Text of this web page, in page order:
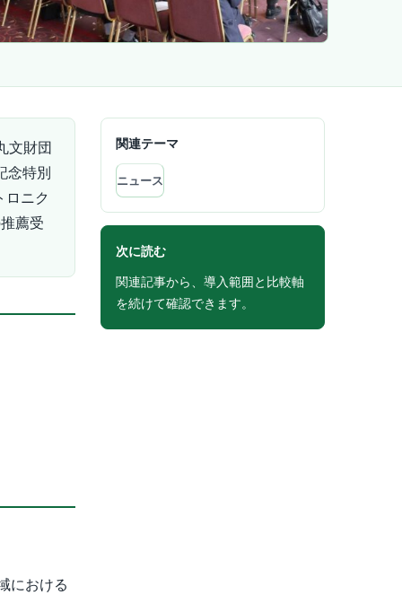
文財団
念特別
ニク
薦受
における
関連テーマ
ニュース
次に読む
関連記事から、導入範囲と比較軸
を続けて確認できます。